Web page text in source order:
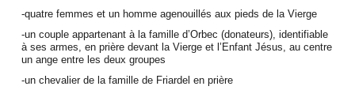
-quatre femmes et un homme agenouillés aux pieds de la Vierge
-un couple appartenant à la famille d’Orbec (donateurs), identifiable
à ses armes, en prière devant la Vierge et l’Enfant Jésus, au centre
un ange entre les deux groupes
-un chevalier de la famille de Friardel en prière